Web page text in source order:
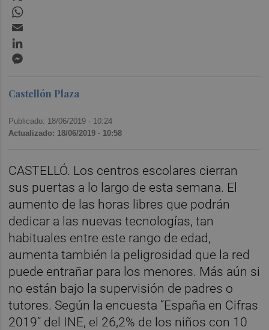
Castellón Plaza
Publicado: 18/06/2019 · 10:24
Actualizado: 18/06/2019 · 10:58
CASTELLÓ. Los centros escolares cierran
sus puertas a lo largo de esta semana. El
aumento de las horas libres que podrán
dedicar a las nuevas tecnologías, tan
habituales entre este rango de edad,
aumenta también la peligrosidad que la red
puede entrañar para los menores. Más aún si
no están bajo la supervisión de padres o
tutores. Según la encuesta “España en Cifras
2019” del INE, el 26,2% de los niños con 10